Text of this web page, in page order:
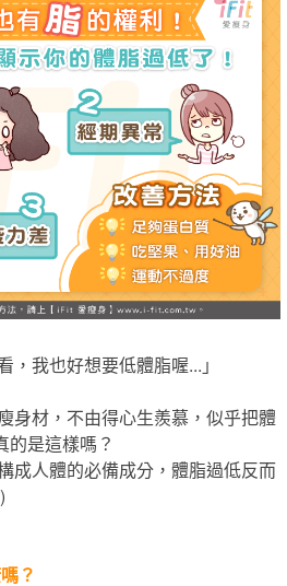
，我也好想要低體脂喔...」
身材，​不由得心生羨慕，​似乎把體
的是這樣嗎？
成人體的必備成分，體脂過低​反而​
？